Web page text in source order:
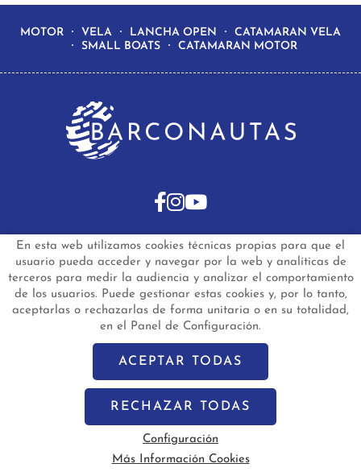
En esta web utilizamos cookies técnicas propias para que el
usuario pueda acceder y navegar por la web y analíticas de
terceros para medir la audiencia y analizar el comportamiento
de los usuarios. Puede gestionar estas cookies y, por lo tanto,
aceptarlas o rechazarlas de forma unitaria o en su totalidad,
en el Panel de Configuración.
ACEPTAR TODAS
RECHAZAR TODAS
Configuración
Más Información Cookies
MOTOR VELA LANCHA OPEN
CATAMARAN VELA
SMALL BOATS
CATAMARAN MOTOR
INICIO
BARCOS DE SEGUNDA MANO
BARCOS NUEVOS EN STOCK
NOTICIAS
PREGUNTAS FRECUENTES
CONTACTO
Política de Privacidad de Datos
Política de Cookies
Configuración de Cookies
© 2024 - Diseño y programación por